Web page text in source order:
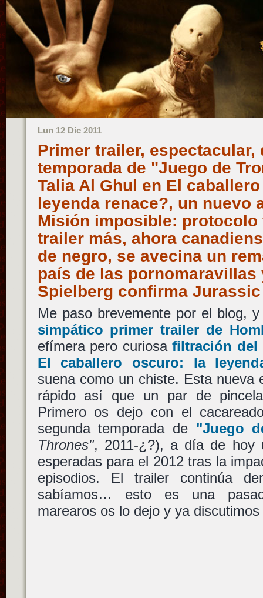
Lun 12 Dic 2011
Primer trailer, espectacular,
temporada de "Juego de
Talia Al Ghul en El
leyenda renace?, un nuevo
Misión imposible: protocolo
trailer más, ahora
de negro, se avecina un
país de las pornomaravillas
Spielberg confirma
Me paso brevemente por el blog,
simpático primer trailer de
efímera pero curiosafiltración del
El caballero oscuro: la
suena como un chiste. Esta nueva
rápido así que un par de
Primero os dejo con el
segunda temporada de "Juego
Thrones", 2011-¿?), a día de hoy
esperadas para el 2012 tras la
episodios. El trailer continúa
sabíamos… esto es una
marearos os lo dejo y ya